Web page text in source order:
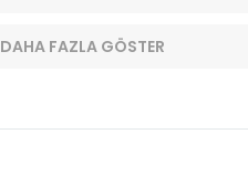
DAHA FAZLA GÖSTER